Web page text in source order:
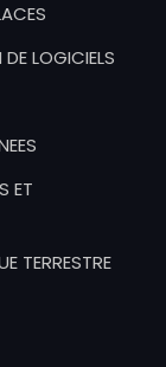
LOGICIELS
ET
TERRESTRE